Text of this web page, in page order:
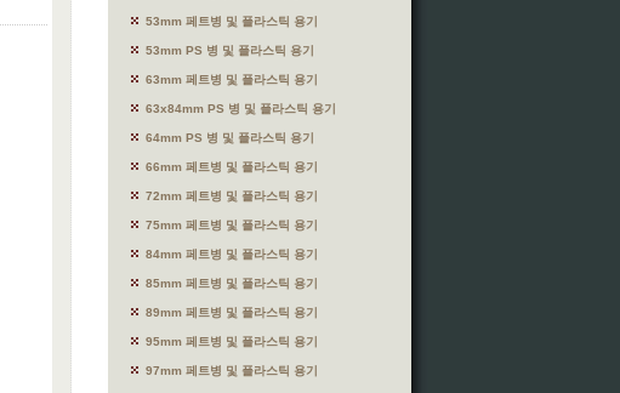
53mm 페트병 및 플라스틱 용기
53mm PS 병 및 플라스틱 용기
63mm 페트병 및 플라스틱 용기
63x84mm PS 병 및 플라스틱 용기
64mm PS 병 및 플라스틱 용기
66mm 페트병 및 플라스틱 용기
72mm 페트병 및 플라스틱 용기
75mm 페트병 및 플라스틱 용기
84mm 페트병 및 플라스틱 용기
85mm 페트병 및 플라스틱 용기
89mm 페트병 및 플라스틱 용기
95mm 페트병 및 플라스틱 용기
97mm 페트병 및 플라스틱 용기